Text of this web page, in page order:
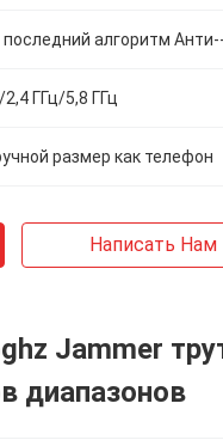
2,4 ГГц/5,8 ГГц
размер как телефон
Написать Нам
Jammer
диапазонов